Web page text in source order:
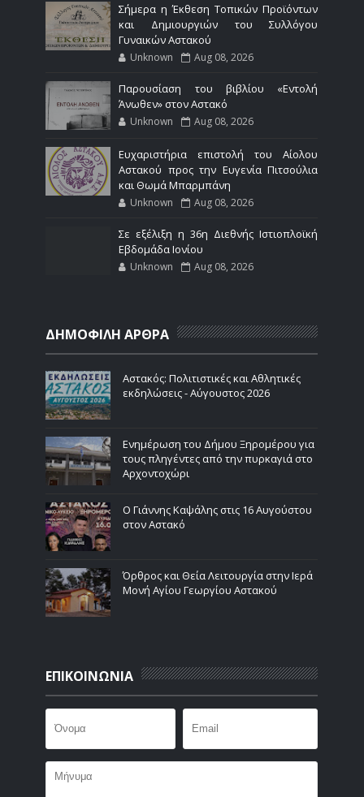
Σήμερα η Έκθεση Τοπικών Προϊόντων
και Δημιουργιών του Συλλόγου
Γυναικών Αστακού
Unknown Aug 08, 2026
Παρουσίαση του βιβλίου «Εντολή
Άνωθεν» στον Αστακό
Unknown Aug 08, 2026
Ευχαριστήρια επιστολή του Αίολου
Αστακού προς την Ευγενία Πιτσούλια
και Θωμά Μπαρμπάνη
Unknown Aug 08, 2026
Σε εξέλιξη η 36η Διεθνής Ιστιοπλοϊκή
Εβδομάδα Ιονίου
Unknown Aug 08, 2026
ΔΗΜΟΦΙΛΗ ΑΡΘΡΑ
Αστακός: Πολιτιστικές και Αθλητικές
εκδηλώσεις - Αύγουστος 2026
Ενημέρωση του Δήμου Ξηρομέρου για
τους πληγέντες από την πυρκαγιά στο
Αρχοντοχώρι
Ο Γιάννης Καψάλης στις 16 Αυγούστου
στον Αστακό
Όρθρος και Θεία Λειτουργία στην Ιερά
Μονή Αγίου Γεωργίου Αστακού
ΕΠΙΚΟΙΝΩΝΙΑ